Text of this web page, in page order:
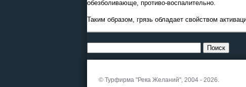
обезболивающе, противо-воспалительно.
Таким образом, грязь обладает свойством
© Турфирма "Река Желаний", 2004 - 2026.